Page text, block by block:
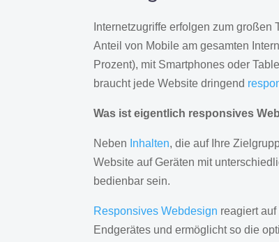
Internetzugriffe erfolgen zum
Anteil von Mobile am gesamten
Prozent), mit Smartphones oder
braucht jede Website dringend
Was ist eigentlich responsives
Neben Inhalten, die auf Ihre
Website auf Geräten mit
bedienbar sein.
Responsives Webdesign reagiert
Endgerätes und ermöglicht so die